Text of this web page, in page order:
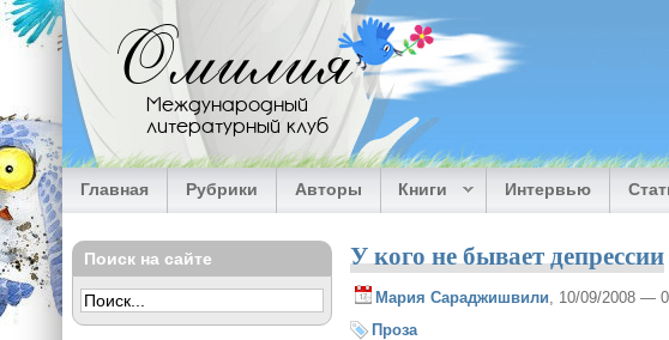
Перейти к основному содержанию
Омилия
Международный
литературный клуб
Главная Рубрики Авторы Книги Интервью
У кого не бывает депрессии
Мария Сараджишвили , 10/09/2008 —
Проза
Поиск на сайте